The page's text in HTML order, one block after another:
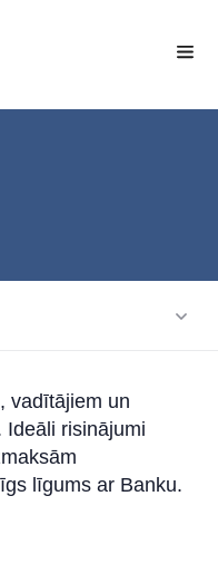
vadītājiem un
Ideāli risinājumi
līgums ar Banku.